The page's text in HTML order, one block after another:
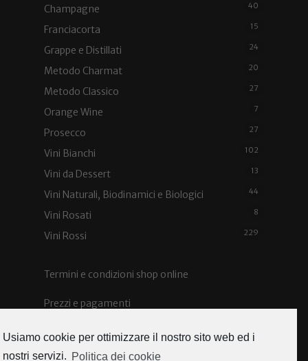
Champagne 40
Franciacorta 15
Grappe e Distillati 24
Metodo Charmat 20
Metodo Classico 27
Orange Wine 7
Prosecco 27
Vini Bianchi 102
Vini da Dessert 13
Vini Naturali, Biodinamici e Biologici 44
Vini Rosati 8
Vini Rossi 229
Termini e condizioni shop online
Prezzi e pagamenti
Spedizioni e costi
Usiamo cookie per ottimizzare il nostro sito web ed i
nostri servizi. Politica dei cookie